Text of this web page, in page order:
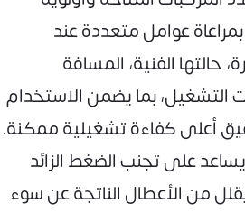
عوامل متعددة عند
حالتها الفنية، المسافة
التشغيل، بما يضمن الاستخدام
أعلى كفاءة تشغيلية ممكنة.
على تجنب الضغط الزائد
من الأعطال الناتجة عن سوء